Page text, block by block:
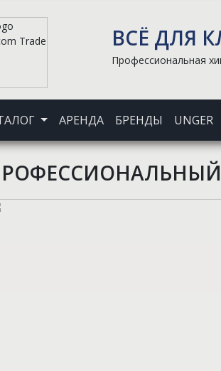
ВСЁ ДЛЯ
Профессиональная
АРЕНДА БРЕНДЫ UNGER